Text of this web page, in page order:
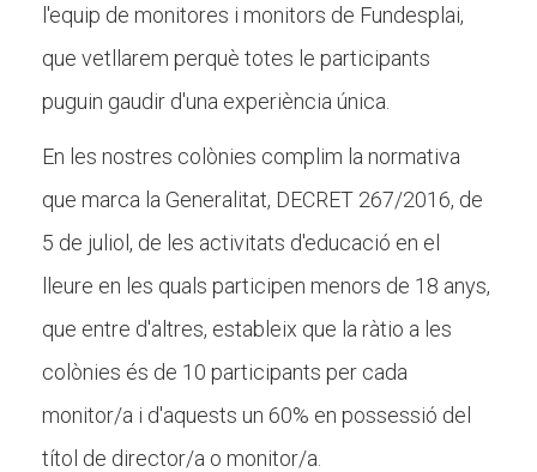
l'equip de monitores i monitors de Fundesplai,
que vetllarem perquè totes le participants
puguin gaudir d'una experiència única.
En les nostres colònies complim la normativa
que marca la Generalitat, DECRET 267/2016, de
5 de juliol, de les activitats d'educació en el
lleure en les quals participen menors de 18 anys,
que entre d'altres, estableix que la ràtio a les
colònies és de 10 participants per cada
monitor/a i d'aquests un 60% en possessió del
títol de director/a o monitor/a.